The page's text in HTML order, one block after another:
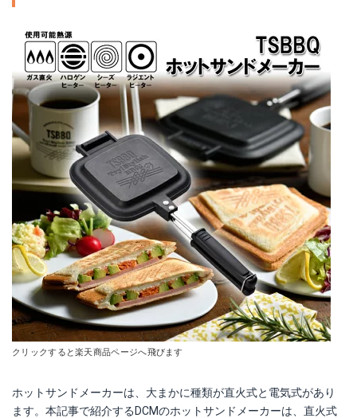
クリックすると楽天商品ページへ飛びます
ホットサンドメーカーは、大まかに種類が直火式と電気式があり
ます。本記事で紹介するDCMのホットサンドメーカーは、直火式